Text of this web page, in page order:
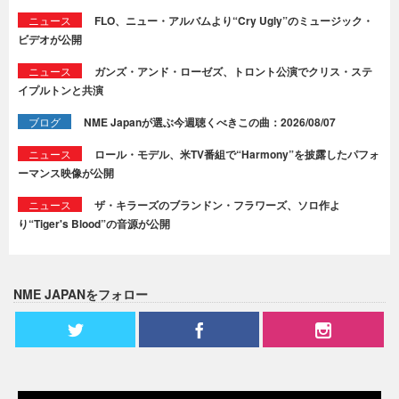
ニュース
FLO、ニュー・アルバムより“Cry Ugly”のミュージック・
ビデオが公開
ニュース
ガンズ・アンド・ローゼズ、トロント公演でクリス・ステ
イプルトンと共演
ブログ NME Japanが選ぶ今週聴くべきこの曲：2026/08/07
ニュース
ロール・モデル、米TV番組で“Harmony”を披露したパフォ
ーマンス映像が公開
ニュース
ザ・キラーズのブランドン・フラワーズ、ソロ作よ
り“Tiger's Blood”の音源が公開
NME JAPANをフォロー